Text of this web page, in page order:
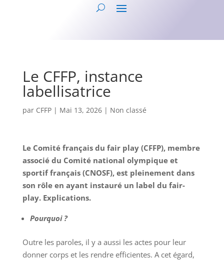
Le CFFP, instance
labellisatrice
par CFFP| Mai 13, 2026| Non classé
Le Comité français du fair play (CFFP), membre
associé du Comité national olympique et
sportif français (CNOSF), est pleinement dans
son rôle en ayant instauré un label du fair-
play. Explications.
Pourquoi ?
Outre les paroles, il y a aussi les actes pour leur
donner corps et les rendre efficientes. A cet égard,